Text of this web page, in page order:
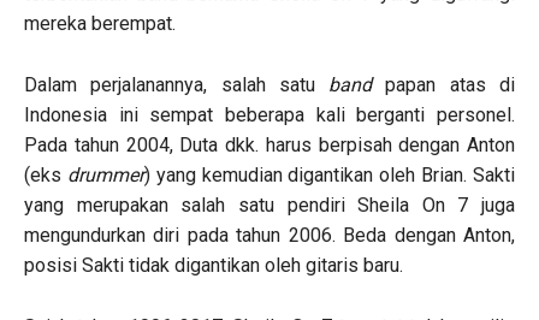
mereka berempat.
Dalam perjalanannya, salah satu bandpapan atas di
Indonesia ini sempat beberapa kali berganti personel.
Pada tahun 2004, Duta dkk. harus berpisah dengan Anton
(eks drummer) yang kemudian digantikan oleh Brian. Sakti
yang merupakan salah satu pendiri Sheila On 7 juga
mengundurkan diri pada tahun 2006. Beda dengan Anton,
posisi Sakti tidak digantikan oleh gitaris baru.